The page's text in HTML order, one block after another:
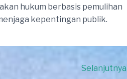
hukum berbasis pemulihan
kepentingan publik.
Selanjutnya